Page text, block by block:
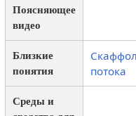
Поясняющее
видео
Близкие
понятия
потока
Среды и